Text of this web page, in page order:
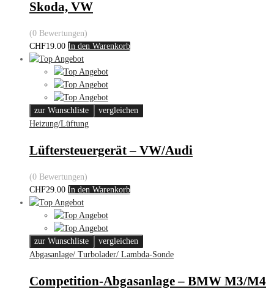
Skoda, VW
(0 Bewertungen)
CHF19.00 In den Warenkorb
zur Wunschliste
vergleichen
Heizung/Lüftung
Lüftersteuergerät – VW/Audi
(0 Bewertungen)
CHF29.00 In den Warenkorb
zur Wunschliste
vergleichen
Abgasanlage/ Turbolader/ Lambda-Sonde
Competition-Abgasanlage – BMW M3/M4